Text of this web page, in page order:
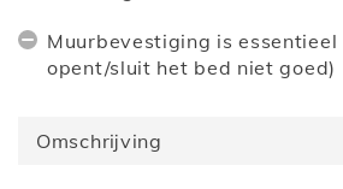
Muurbevestiging is essentieel
opent/sluit het bed niet goed)
Omschrijving